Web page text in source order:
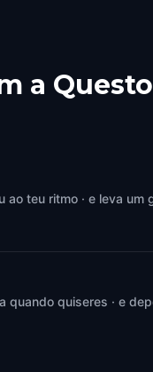
a Questo
teu ritmo · e leva
quiseres · e